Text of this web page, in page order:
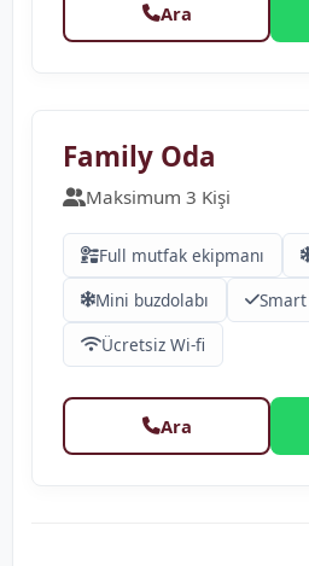
Ara
Family Oda
Maksimum 3 Kişi
Full mutfak ekipmanı
Mini buzdolabı
Ücretsiz Wi-fi
Ara